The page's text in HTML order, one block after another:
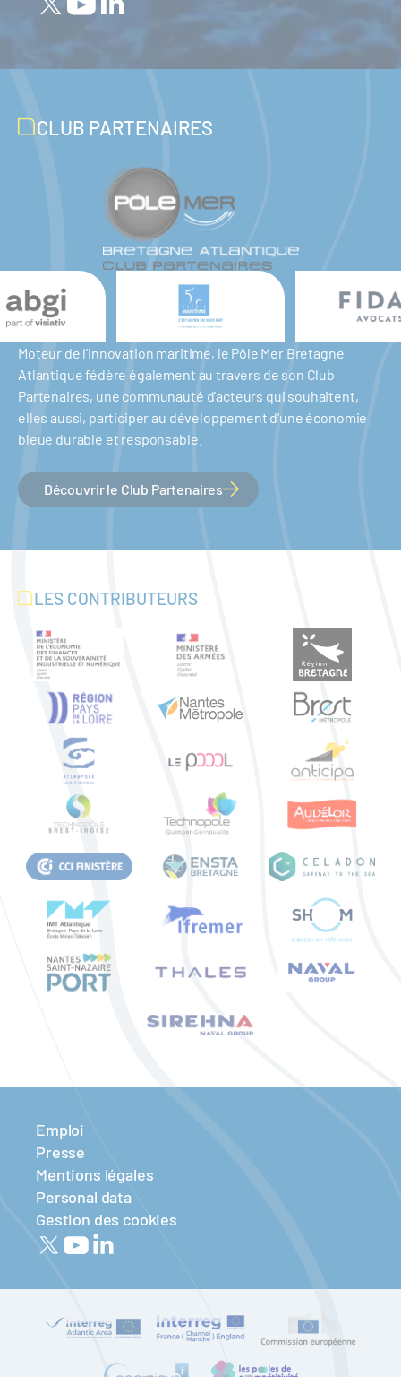
CLUB PARTENAIRES
Moteur de l'innovation maritime, le Pôle Mer Bretagne
Atlantique fédère également au travers de son Club
Partenaires, une communauté d'acteurs qui souhaitent,
elles aussi, participer au développement d'une économie
bleue durable et responsable.
Découvrir le Club Partenaires
LES CONTRIBUTEURS
Emploi
Presse
Mentions légales
Personal data
Gestion des cookies